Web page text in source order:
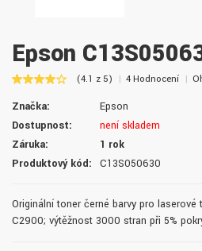
Epson
(4.1 z 5) 4 Hodnocení
Značka:
Epson
Dostupnost:
není skladem
Záruka:
1 rok
Produktový kód:
C13S050630
Originální toner černé barvy pro laserové
C2900; výtěžnost 3000 stran při 5%